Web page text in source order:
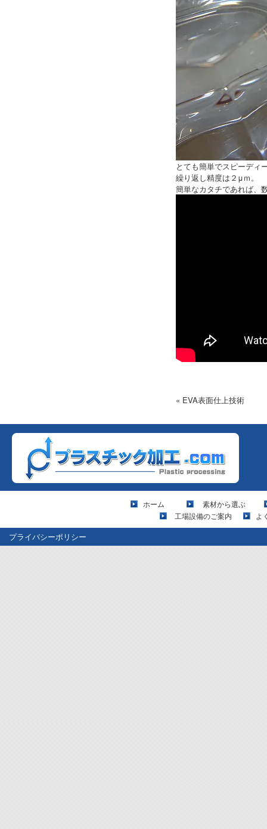
とても簡単でスピーディ
繰り返し精度は２μｍ。
簡単なカタチであれば、
« EVA表面仕上技術
ホーム
素材から選ぶ
工場設備のご案内
よ
プライバシーポリシー